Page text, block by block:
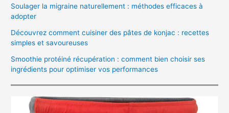
Soulager la migraine naturellement : méthodes efficaces à
adopter
Découvrez comment cuisiner des pâtes de konjac : recettes
simples et savoureuses
Smoothie protéiné récupération : comment bien choisir ses
ingrédients pour optimiser vos performances